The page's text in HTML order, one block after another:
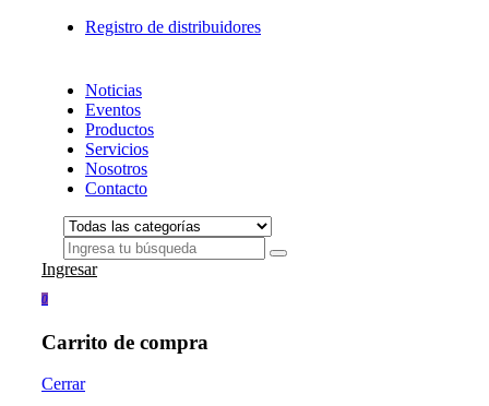
Registro de distribuidores
Noticias
Eventos
Productos
Servicios
Nosotros
Contacto
Ingresar
0
Carrito de compra
Cerrar